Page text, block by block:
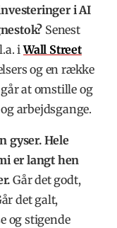
i AI
Senest
iWall Street
og en række
at omstille og
arbejdsgange.
gyser. Hele
er langt hen
Går det godt,
det galt,
og stigende